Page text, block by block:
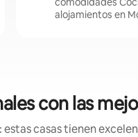
alojamientos en
con las
estas casas tienen